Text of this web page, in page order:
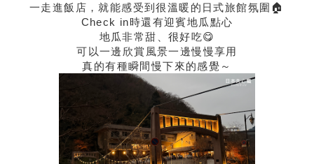
一走進飯店，就能感受到很溫暖的日式旅館氛圍🏠
Check in時還有迎賓地瓜點心
地瓜非常甜、很好吃😋
可以一邊欣賞風景一邊慢慢享用
真的有種瞬間慢下來的感覺～